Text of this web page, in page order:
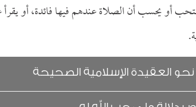
أو يحسب أن الصلاة عندهم فيها فائدة، أو
العقيدة الإسلامية الصحيحة